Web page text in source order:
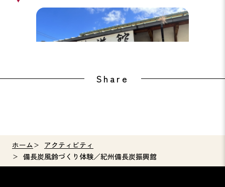
ホーム
アクティビティ
備長炭風鈴づくり体験／紀州備長炭振興館
道の駅 水の郷 日高川 龍游
Share